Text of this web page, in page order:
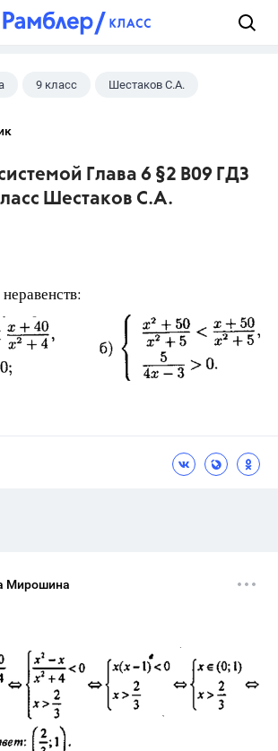
9 класс Шестаков С.А.
Глава 6 §2 B09 ГДЗ
Шестаков С.А.
Мирошина